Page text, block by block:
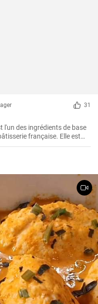
31
l'un des ingrédients de base
française. Elle est
tels que les éclairs, les